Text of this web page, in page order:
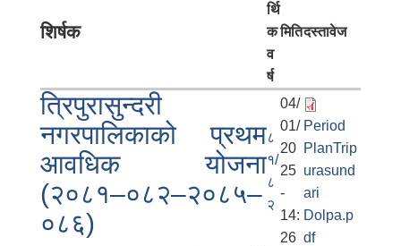
शिर्षक
र्थि
क
व
र्ष
मितिदस्तावेज
त्रिपुरासुन्दरी
नगरपालिकाको प्रथम
आवधिक योजना
(२०८१–०८२–२०८५–
०८६)
८
१/
८
२
04/
01/
20
25
-
14:
26
Period
PlanTrip
urasund
ari
Dolpa.p
df